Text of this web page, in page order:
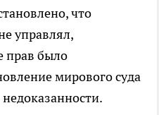
что
управлял,
прав было
мирового суда